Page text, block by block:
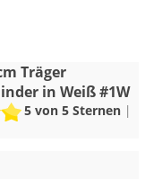
Träger
in Weiß #1W
5von 5 Sternen |